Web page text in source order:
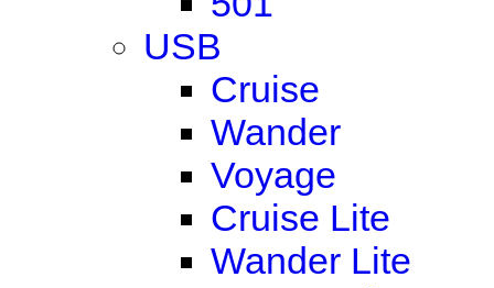
USB
Cruise
Wander
Voyage
Cruise Lite
Wander Lite